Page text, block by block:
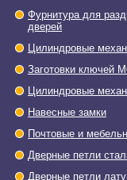
Фурнитура для
дверей
Цилиндровые
Заготовки ключей
Цилиндровые
Навесные замки
Почтовые и
Дверные петли
Дверные петли